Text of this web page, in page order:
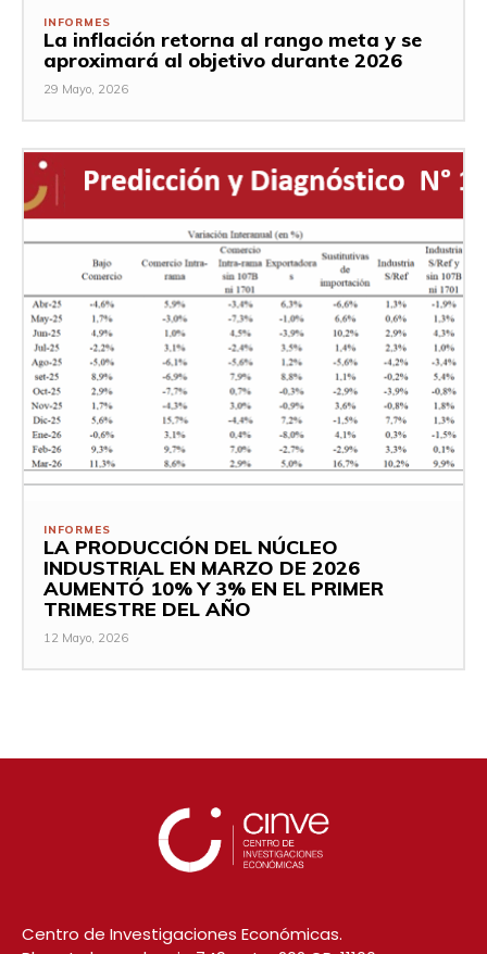
INFORMES
La inflación retorna al rango meta y se
aproximará al objetivo durante 2026
29 Mayo, 2026
INFORMES
LA PRODUCCIÓN DEL NÚCLEO
INDUSTRIAL EN MARZO DE 2026
AUMENTÓ 10% Y 3% EN EL PRIMER
TRIMESTRE DEL AÑO
12 Mayo, 2026
Centro de Investigaciones Económicas.